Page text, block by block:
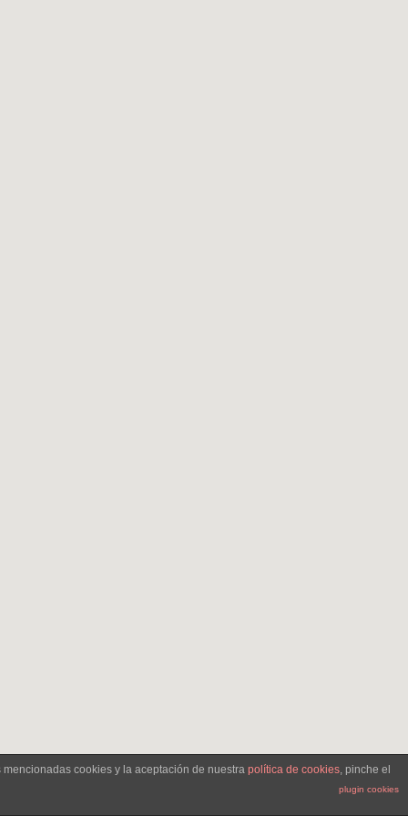
cookies y la aceptación de nuestra política de cookies, pinche el
plugin cookies